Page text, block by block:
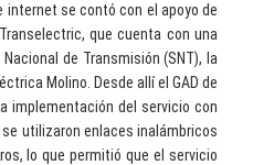
internet se contó con el apoyo de
que cuenta con una
de Transmisión (SNT), la
Molino. Desde allí el GAD de
implementación del servicio con
utilizaron enlaces inalámbricos
lo que permitió que el servicio